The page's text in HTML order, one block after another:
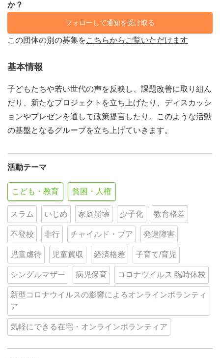
か？
フォローして通知を受け取る
この団体の別の募集をこちらからご覧いただけます
基本情報
子どもたちや若い世代の声を反映し、課題改善に取り組ん
だり、新たなプロジェクトを立ち上げたり、ディスカッシ
ョンやプレゼンを通して政策提言したり。このような活動
の基盤となるグループを立ち上げていきます。
活動テーマ
こども・教育 貧困・人権
スラム いじめ 家庭崩壊 少子化 教育格差
不登校 非行 チャイルド・プア 発達障害
児童虐待 児童買収 経済格差 子育て/育児
シングルマザー 病児保育 コロナウイルス 臨時休校
新型コロナウイルスの影響によるオンラインボランティ
ア
気軽にできる在宅・オンラインボランティア